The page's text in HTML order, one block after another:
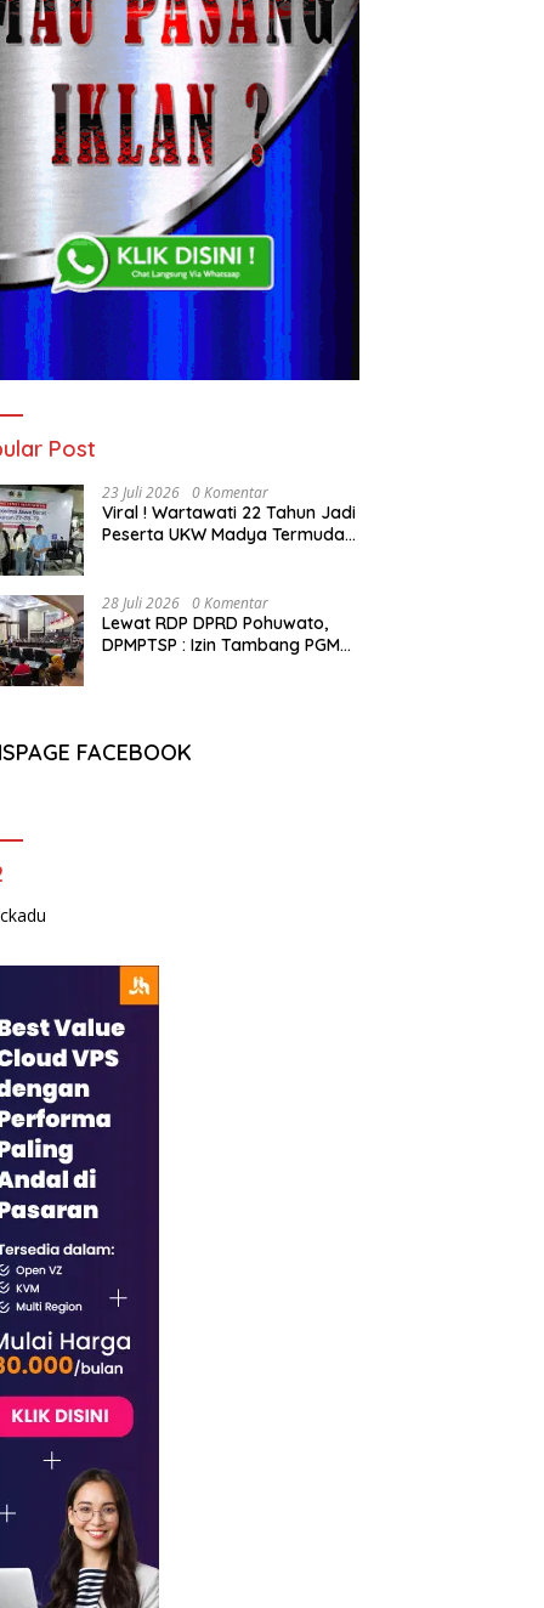
Post
23 Juli 2026 0 Komentar
Viral ! Wartawati 22 Tahun Jadi
Peserta UKW Madya Termuda
28 Juli 2026 0 Komentar
Lewat RDP DPRD Pohuwato,
DPMPTSP : Izin Tambang PGM
FACEBOOK